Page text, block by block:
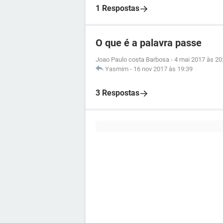
1 Respostas
O que é a palavra passe
Joao Paulo costa Barbosa - 4 mai 2017 às
Yasmim - 16 nov 2017 às 19:39
3 Respostas